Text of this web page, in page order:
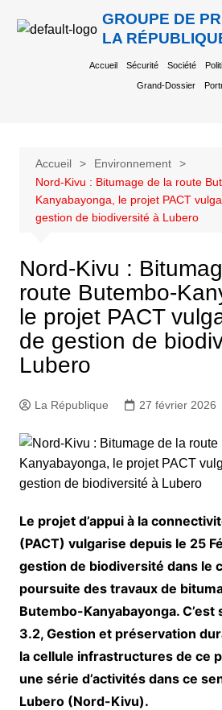
GROUPE DE
LA
Accueil Sécurité Société
Grand-Dossier
Accueil
Environnement
Nord-Kivu : Bitumage de la route
Kanyabayonga, le projet PACT
gestion de biodiversité à Lubero
Nord-Kivu :
route Butembo-
le projet PACT
de gestion de
Lubero
La République 27 février 2026
Le projet d’appui à la
(PACT) vulgarise depuis le 25
gestion de biodiversité dans le
poursuite des travaux de
Butembo-Kanyabayonga.
3.2, Gestion et préservation
la cellule infrastructures de ce
une série d’activités dans ce
Lubero (Nord-Kivu).